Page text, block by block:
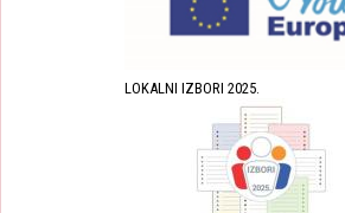
LOKALNI IZBORI 2025.